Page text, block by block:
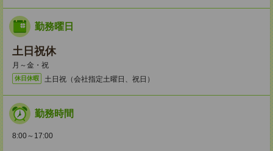
勤務曜日
土日祝休
月～金・祝
休日休暇 土日祝（会社指定土曜日、祝日）
勤務時間
8:00～17:00